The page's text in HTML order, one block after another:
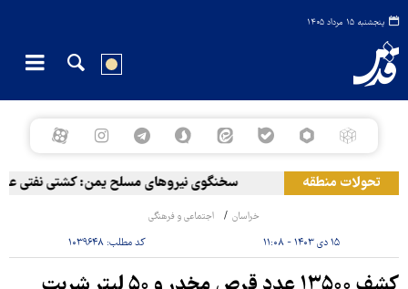
پنجشنبه ۱۵ مرداد ۱۴۰۵
تحولات منطقه سخنگوی نیروهای مسلح یمن: کشتی نفتی
خراسان اجتماعی و فرهنگی
۱۵ دی ۱۴۰۳ - ۱۱:۰۸ کد مطلب:۱۰۳۹۶۴۸